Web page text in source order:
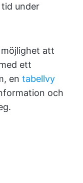
under
att
ett
en tabellvy
och